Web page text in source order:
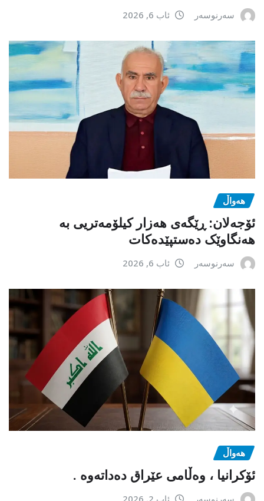
سەرنوسەر ئاب 6, 2026
هەواڵ
ئۆجەلان: ڕێگەی هەزار کیلۆمەتریی بە
هەنگاوێک دەستپێدەکات
سەرنوسەر ئاب 6, 2026
هەواڵ
ئۆکرانیا ، وەڵامی عێراق دەداتەوە .
سەرنوسەر ئاب 2, 2026